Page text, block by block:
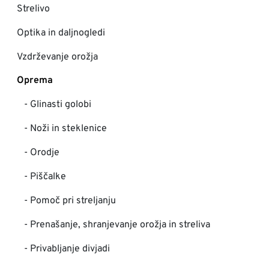
Strelivo
Optika in daljnogledi
Vzdrževanje orožja
Oprema
- Glinasti golobi
- Noži in steklenice
- Orodje
- Piščalke
- Pomoč pri streljanju
- Prenašanje, shranjevanje orožja in streliva
- Privabljanje divjadi